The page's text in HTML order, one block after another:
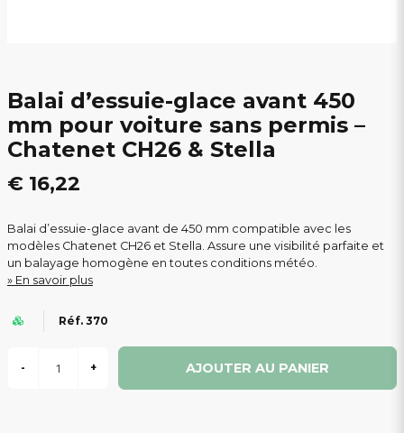
Balai d’essuie-glace avant 450
mm pour voiture sans permis –
Chatenet CH26 & Stella
€ 16,22
Balai d’essuie-glace avant de 450 mm compatible avec les
modèles Chatenet CH26 et Stella. Assure une visibilité parfaite et
un balayage homogène en toutes conditions météo.
En savoir plus
Réf. 370
- + AJOUTER AU PANIER